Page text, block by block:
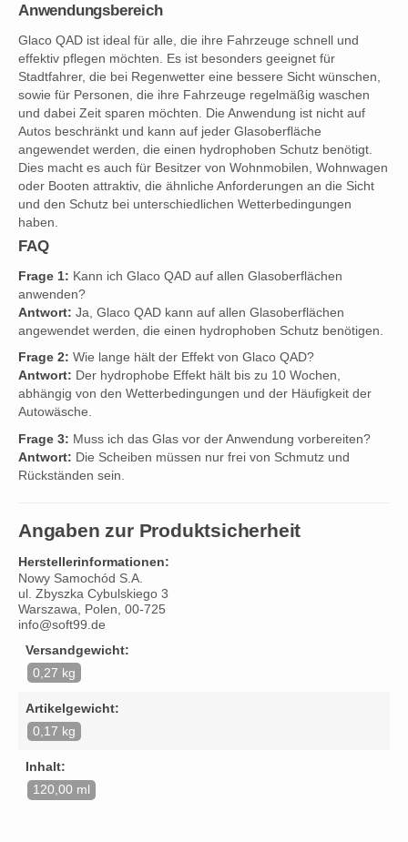
Anwendungsbereich
Glaco QAD ist ideal für alle, die ihre Fahrzeuge schnell und
effektiv pflegen möchten. Es ist besonders geeignet für
Stadtfahrer, die bei Regenwetter eine bessere Sicht wünschen,
sowie für Personen, die ihre Fahrzeuge regelmäßig waschen
und dabei Zeit sparen möchten. Die Anwendung ist nicht auf
Autos beschränkt und kann auf jeder Glasoberfläche
angewendet werden, die einen hydrophoben Schutz benötigt.
Dies macht es auch für Besitzer von Wohnmobilen, Wohnwagen
oder Booten attraktiv, die ähnliche Anforderungen an die Sicht
und den Schutz bei unterschiedlichen Wetterbedingungen
haben.
FAQ
Frage 1: Kann ich Glaco QAD auf allen Glasoberflächen
anwenden?
Antwort: Ja, Glaco QAD kann auf allen Glasoberflächen
angewendet werden, die einen hydrophoben Schutz benötigen.
Frage 2: Wie lange hält der Effekt von Glaco QAD?
Antwort: Der hydrophobe Effekt hält bis zu 10 Wochen,
abhängig von den Wetterbedingungen und der Häufigkeit der
Autowäsche.
Frage 3: Muss ich das Glas vor der Anwendung vorbereiten?
Antwort: Die Scheiben müssen nur frei von Schmutz und
Rückständen sein.
Angaben zur Produktsicherheit
Herstellerinformationen:
Nowy Samochód S.A.
ul. Zbyszka Cybulskiego 3
Warszawa, Polen, 00-725
info@soft99.de
Versandgewicht:
0,27 kg
Artikelgewicht:
0,17 kg
Inhalt:
120,00 ml